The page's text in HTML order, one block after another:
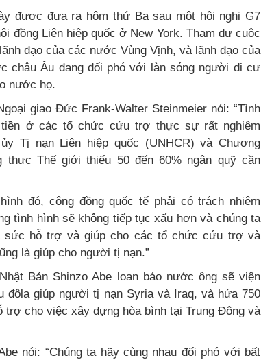
được đưa ra hôm thứ Ba sau một hội nghị G7
đồng Liên hiệp quốc ở New York. Tham dự cuộc
đạo của các nước Vùng Vịnh, và lãnh đạo của
châu Âu đang đối phó với làn sóng người di cư
nước họ.
giao Đức Frank-Walter Steinmeier nói: “Tình
tiền ở các tổ chức cứu trợ thực sự rất nghiêm
Tị nạn Liên hiệp quốc (UNHCR) và Chương
thực Thế giới thiếu 50 đến 60% ngân quỹ cần
đó, cộng đồng quốc tế phải có trách nhiệm
tình hình sẽ không tiếp tục xấu hơn và chúng ta
sức hỗ trợ và giúp cho các tổ chức cứu trợ và
là giúp cho người tị nạn.”
Bản Shinzo Abe loan báo nước ông sẽ viện
đôla giúp người tị nạn Syria và Iraq, và hứa 750
trợ cho việc xây dựng hòa bình tại Trung Ðông và
nói: “Chúng ta hãy cùng nhau đối phó với bất